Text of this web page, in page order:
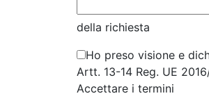
della richiesta
Ho preso visione e
Artt. 13-14 Reg. UE
Accettare i termini